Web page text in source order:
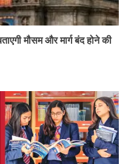
मौसम और मार्ग बंद होने की